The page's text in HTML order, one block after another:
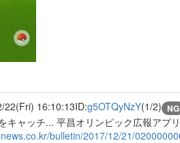
22(Fri) 16:10:13ID:g5OTQyNzY(1/2) NG
キャッチ... 平昌オリンピック広報アプ
bulletin/2017/12/21/